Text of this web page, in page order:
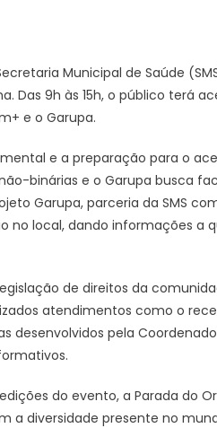
Prefeitura
da
Cidade
Rio
de
Janeiro
Municipal de Saúde
Das 9h às 15h, o público terá
e o Garupa.
e a preparação para o
binárias e o Garupa busca
Garupa, parceria da SMS
no local, dando informações a
de direitos da
atendimentos como o
pela
do evento, a Parada do
diversidade presente no